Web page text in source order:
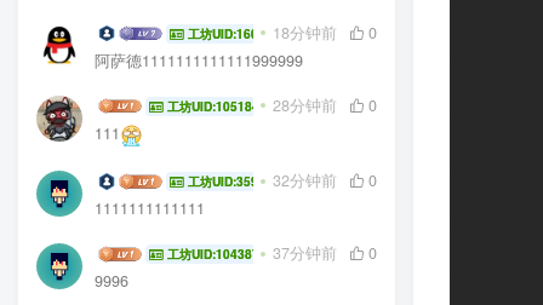
awa114514 工坊UID:16020 18分钟前
0
阿萨德1111111111111999999
wang134591工坊UID:105184 28分钟前
0
111
沛丝 工坊UID:35934 32分钟前
0
1111111111111
杨浩然 工坊UID:104387 37分钟前
0
9996